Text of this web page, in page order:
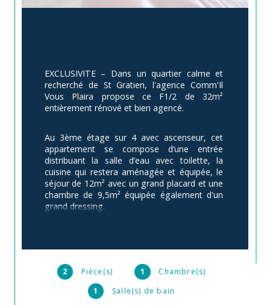
2 Pièce(s) 1
Chambre(s)
1
Salle(s) de bain
EXCLUSIVITE – Dans un quartier calme et
recherché de St Gratien, l'agence Comm'Il
Vous Plaira propose ce F1/2 de 32m²
entièrement rénové et bien agencé.
Au 3ème étage sur 4 avec ascenseur, cet
appartement se compose d’une entrée
distribuant la salle d’eau avec toilette, la
cuisine qui restera aménagée et équipée, le
séjour de 12m² avec un grand placard et une
chambre de 9,5m² équipée également d'un
grand dressing.
former une pièce à vivre de plus de 20m².
Une cave complète ce bien. L’appartement a
été entièrement rénové et est en parfait état.
Les charges s’élèvent à 110€/mois et